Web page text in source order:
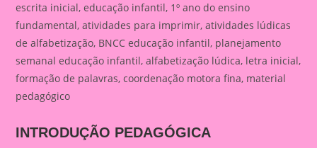
escrita inicial, educação infantil, 1º ano do ensino
fundamental, atividades para imprimir, atividades lúdicas
de alfabetização, BNCC educação infantil, planejamento
semanal educação infantil, alfabetização lúdica, letra inicial,
formação de palavras, coordenação motora fina, material
pedagógico
INTRODUÇÃO PEDAGÓGICA